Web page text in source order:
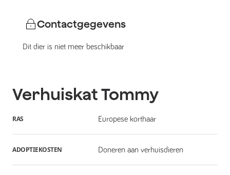
Contactgegevens
Dit dier is niet meer beschikbaar
VerhuiskatTommy
RAS Europese korthaar
ADOPTIEKOSTEN Doneren aan verhuisdieren